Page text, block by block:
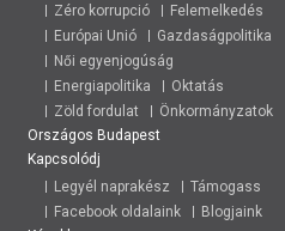
Zéro korrupció
Felemelkedés
Európai Unió
Gazdaságpolitika
Női egyenjogúság
Energiapolitika
Oktatás
Zöld fordulat
Önkormányzatok
Országos Budapest
Kapcsolódj
Legyél naprakész
Támogass
Facebook oldalaink
Blogjaink